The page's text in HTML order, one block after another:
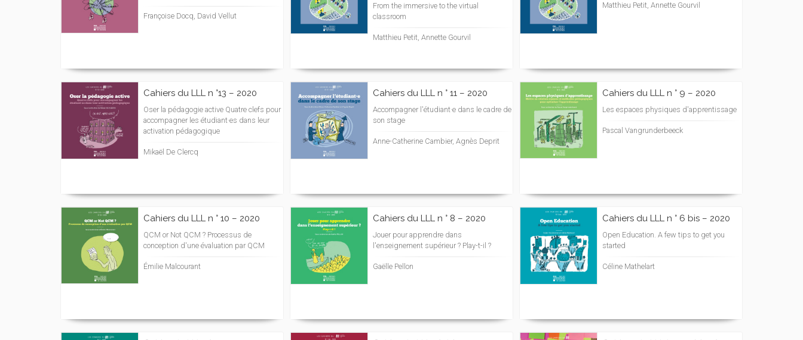
Françoise Docq, David Vellut
From the immersive to the virtual
classroom
Matthieu Petit, Annette Gourvil
Matthieu Petit, Annette Gourvil
Cahiers du LLL n °13 – 2020
Oser la pédagogie active Quatre clefs pour
accompagner les étudiant·es dans leur
activation pédagogique
Mikaël De Clercq
Cahiers du LLL n ° 11 – 2020
Accompagner l'étudiant·e dans le cadre de
son stage
Anne-Catherine Cambier, Agnès Deprit
Cahiers du LLL n ° 9 – 2020
Les espaces physiques d'apprentissage
Pascal Vangrunderbeeck
Cahiers du LLL n ° 10 – 2020
QCM or Not QCM ? Processus de
conception d'une évaluation par QCM
Émilie Malcourant
Cahiers du LLL n ° 8 – 2020
Jouer pour apprendre dans
l'enseignement supérieur ? Play-t-il ?
Gaëlle Pellon
Cahiers du LLL n ° 6 bis – 2020
Open Education. A few tips to get you
started
Céline Mathelart